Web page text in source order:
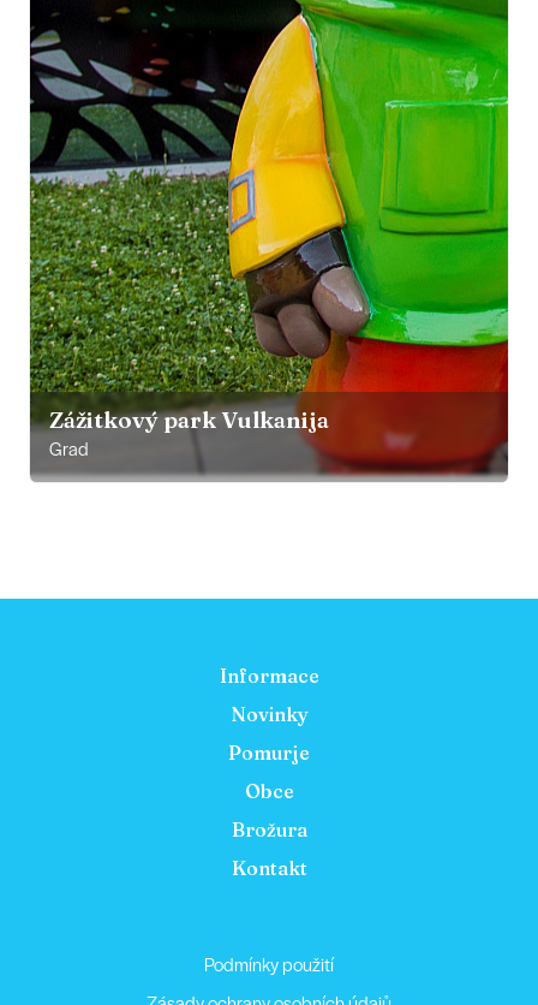
Zážitkový park Vulkanija
Grad
Informace
Novinky
Pomurje
Obce
Brožura
Kontakt
Podmínky použití